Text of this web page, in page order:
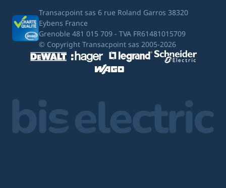
Transacpoint sas 6 rue Roland Garros 38320
Eybens France
Grenoble 481 015 709 - TVA FR61481015709
© Copyright Transacpoint sas 2005-2026